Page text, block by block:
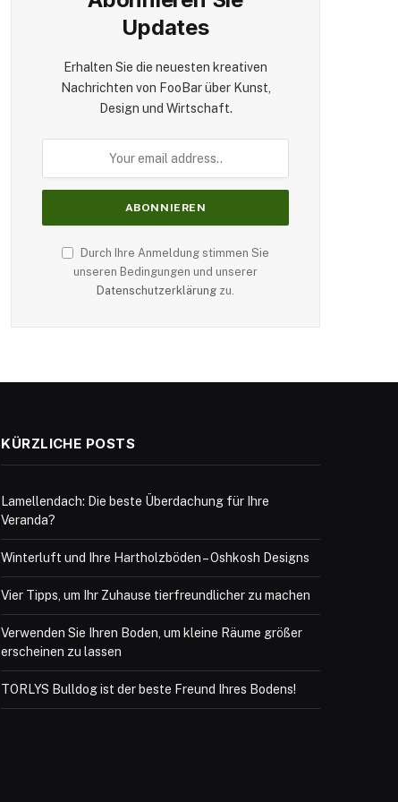
Updates
Erhalten Sie die neuesten kreativen
Nachrichten von FooBar über Kunst,
Design und Wirtschaft.
Durch Ihre Anmeldung stimmen Sie
unseren Bedingungen und unserer
Datenschutzerklärung zu.
KÜRZLICHE POSTS
Lamellendach: Die beste Überdachung für Ihre
Veranda?
Winterluft und Ihre Hartholzböden – Oshkosh Designs
Vier Tipps, um Ihr Zuhause tierfreundlicher zu machen
Verwenden Sie Ihren Boden, um kleine Räume größer
erscheinen zu lassen
TORLYS Bulldog ist der beste Freund Ihres Bodens!